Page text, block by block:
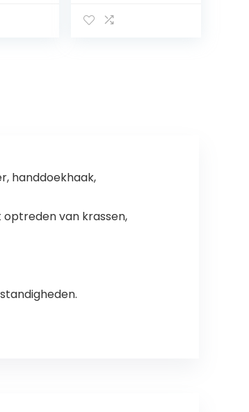
handdoekhaak,
van krassen,